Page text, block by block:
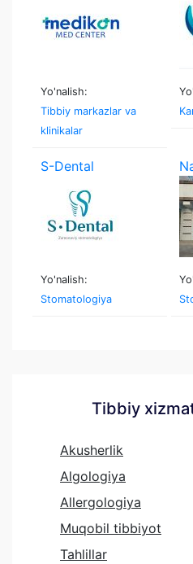
Yo'nalish:
Tibbiy markazlar va
klinikalar
S-Dental
Yo'nalish:
Stomatologiya
Tibbiy
Akusherlik
Algologiya
Allergologiya
Muqobil tibbiyot
Tahlillar